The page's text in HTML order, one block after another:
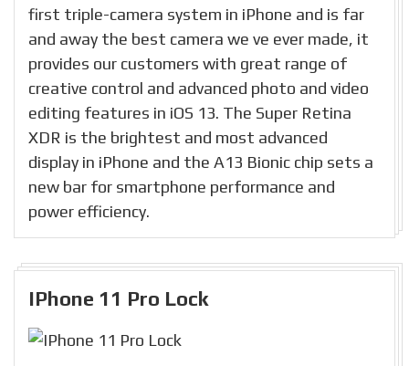
first triple-camera system in iPhone and is far
and away the best camera we ve ever made, it
provides our customers with great range of
creative control and advanced photo and video
editing features in iOS 13. The Super Retina
XDR is the brightest and most advanced
display in iPhone and the A13 Bionic chip sets a
new bar for smartphone performance and
power efficiency.
IPhone 11 Pro Lock